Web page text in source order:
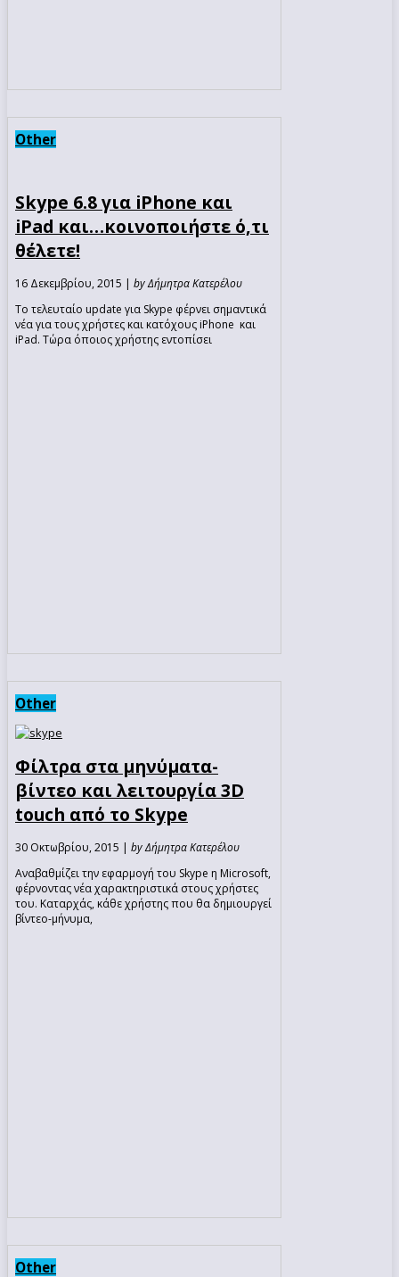
Other
Skype 6.8 για iPhone και
iPad και…κοινοποιήστε ό,τι
θέλετε!
16 Δεκεμβρίου, 2015 | by Δήμητρα Κατερέλου
Το τελευταίο update για Skype φέρνει σημαντικά
νέα για τους χρήστες και κατόχους iPhone και
iPad. Τώρα όποιος χρήστης εντοπίσει
Other
Φίλτρα στα μηνύματα-
βίντεο και λειτουργία 3D
touch από το Skype
30 Οκτωβρίου, 2015 | by Δήμητρα Κατερέλου
Αναβαθμίζει την εφαρμογή του Skype η Microsoft,
φέρνοντας νέα χαρακτηριστικά στους χρήστες
του. Καταρχάς, κάθε χρήστης που θα δημιουργεί
βίντεο-μήνυμα,
Other